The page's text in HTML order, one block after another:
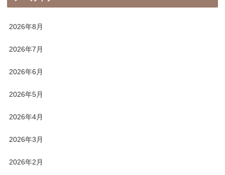
2026年8月
2026年7月
2026年6月
2026年5月
2026年4月
2026年3月
2026年2月